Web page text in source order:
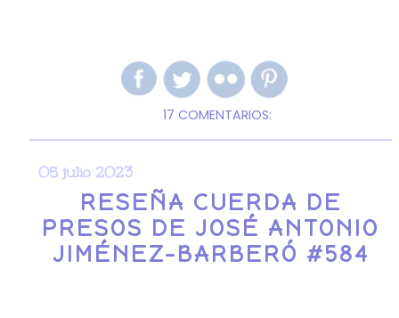
17 COMENTARIOS:
05 julio 2023
RESEÑA CUERDA DE
PRESOS DE JOSÉ ANTONIO
JIMÉNEZ-BARBERÓ #584